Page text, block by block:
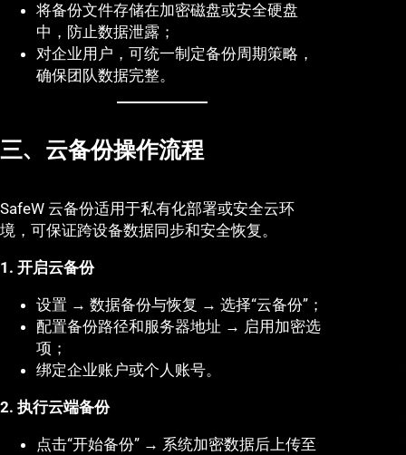
将备份文件存储在加密磁盘或安全硬盘
中，防止数据泄露；
对企业用户，可统一制定备份周期策略，
确保团队数据完整。
三、云备份操作流程
SafeW 云备份适用于私有化部署或安全云环
境，可保证跨设备数据同步和安全恢复。
1. 开启云备份
设置 → 数据备份与恢复 → 选择“云备份”；
配置备份路径和服务器地址 → 启用加密选
项；
绑定企业账户或个人账号。
2. 执行云端备份
点击“开始备份” → 系统加密数据后上传至